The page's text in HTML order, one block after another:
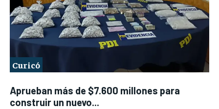
Curicó
Aprueban más de $7.600 millones para
construir un nuevo...